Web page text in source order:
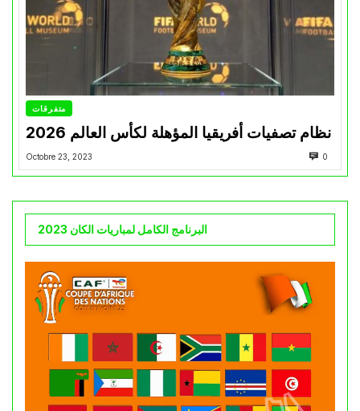
متفرقات
نظام تصفيات أفريقيا المؤهلة لكأس العالم 2026
Octobre 23, 2023 0
البرنامج الكامل لمباريات الكان 2023